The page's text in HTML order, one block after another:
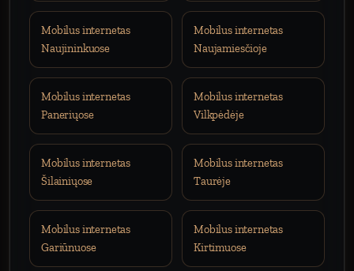
Mobilus internetas
Naujininkuose
Mobilus internetas
Naujamiesčioje
Mobilus internetas
Paneriųose
Mobilus internetas
Vilkpėdėje
Mobilus internetas
Šilainiųose
Mobilus internetas
Taurėje
Mobilus internetas
Gariūnuose
Mobilus internetas
Kirtimuose